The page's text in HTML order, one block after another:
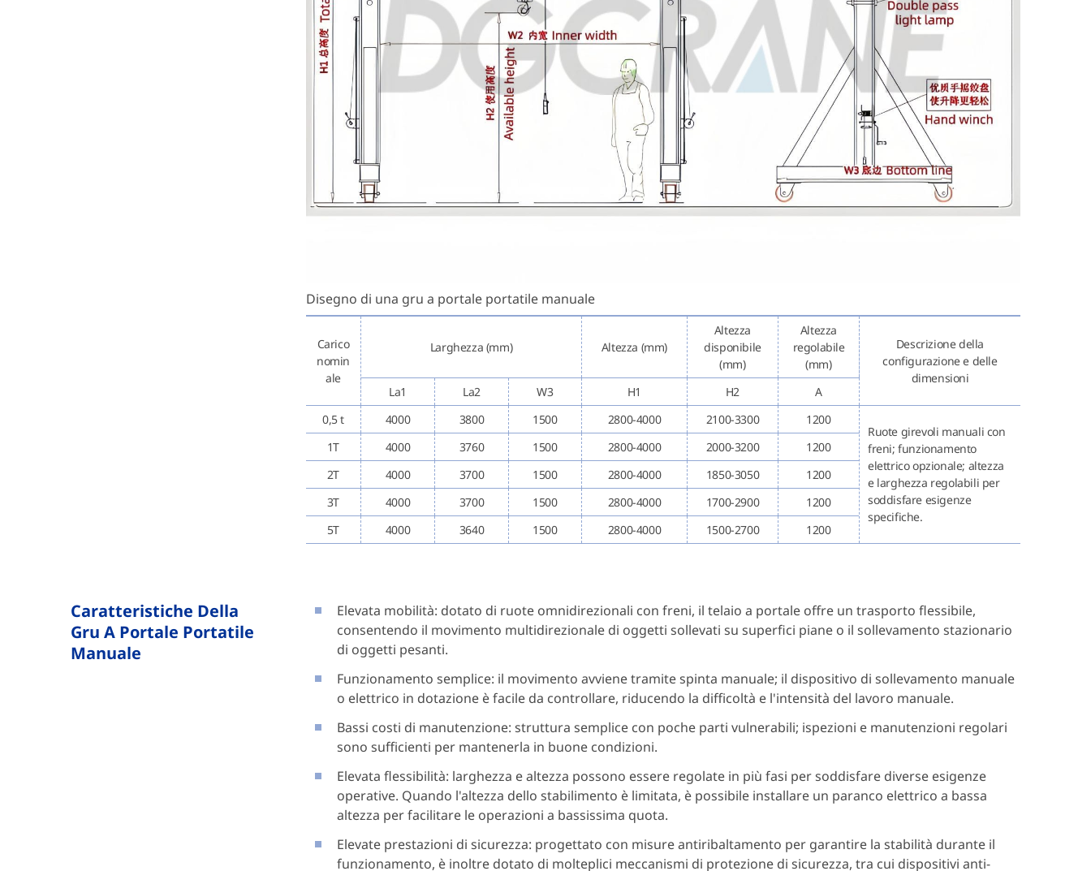
Disegno di una gru a portale portatile manuale
Carico
nomin
ale
Larghezza (mm) Altezza (mm)
Altezza
disponibile
(mm)
Altezza
regolabile
(mm)
Descrizione della
configurazione e delle
dimensioni
La1
La2 W3 H1 H2
A
0,5 t
4000 3800 1500 2800-4000 2100-3300 1200
Ruote girevoli manuali con
freni; funzionamento
elettrico opzionale; altezza
e larghezza regolabili per
soddisfare esigenze
specifiche.
1T 4000 3760 1500 2800-4000 2000-3200
1200
2T
4000 3700 1500 2800-4000 1850-3050
1200
3T
4000 3700 1500 2800-4000 1700-2900
1200
5T
4000 3640 1500 2800-4000 1500-2700 1200
Caratteristiche Della
Gru A Portale Portatile
Manuale
Elevata mobilità: dotato di ruote omnidirezionali con freni, il telaio a portale offre un trasporto flessibile,
consentendo il movimento multidirezionale di oggetti sollevati su superfici piane o il sollevamento stazionario
di oggetti pesanti.
Funzionamento semplice: il movimento avviene tramite spinta manuale; il dispositivo di sollevamento manuale
o elettrico in dotazione è facile da controllare, riducendo la difficoltà e l'intensità del lavoro manuale.
Bassi costi di manutenzione: struttura semplice con poche parti vulnerabili; ispezioni e manutenzioni regolari
sono sufficienti per mantenerla in buone condizioni.
Elevata flessibilità: larghezza e altezza possono essere regolate in più fasi per soddisfare diverse esigenze
operative. Quando l'altezza dello stabilimento è limitata, è possibile installare un paranco elettrico a bassa
altezza per facilitare le operazioni a bassissima quota.
Elevate prestazioni di sicurezza: progettato con misure antiribaltamento per garantire la stabilità durante il
funzionamento, è inoltre dotato di molteplici meccanismi di protezione di sicurezza, tra cui dispositivi anti-